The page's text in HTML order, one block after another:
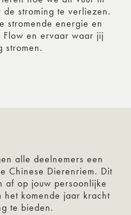
stroming te verliezen.
stromende energie en
Flow en ervaar waar jij
stromen.
alle deelnemers een
Chinese Dierenriem. Dit
af op jouw persoonlijke
het komende jaar kracht
te bieden.